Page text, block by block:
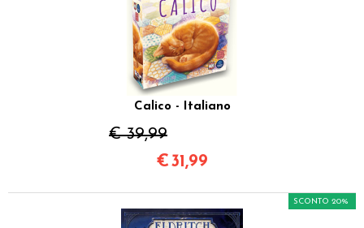
Calico - Italiano
€ 39,99
€31,99
SCONTO 20%